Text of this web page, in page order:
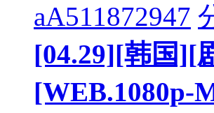
aA511872947
[04.29][韩国][
[WEB.1080p-